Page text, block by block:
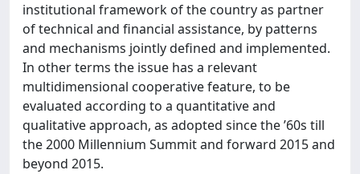
institutional framework of the country as partner
of technical and financial assistance, by patterns
and mechanisms jointly defined and implemented.
In other terms the issue has a relevant
multidimensional cooperative feature, to be
evaluated according to a quantitative and
qualitative approach, as adopted since the ’60s till
the 2000 Millennium Summit and forward 2015 and
beyond 2015.